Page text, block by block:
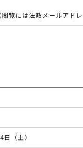
（閲覧には法政メールアド
（土）